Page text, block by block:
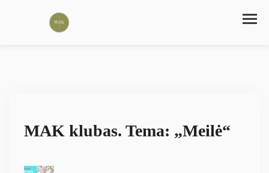
MAK klubas. Tema: „Meilė“